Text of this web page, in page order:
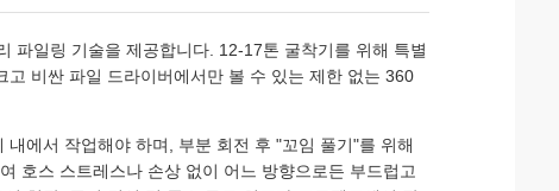
파일링 기술을 제공합니다. 12-17톤 굴착기를 위해 특별
비싼 파일 드라이버에서만 볼 수 있는 제한 없는 360
에서 작업해야 하며, 부분 회전 후 "꼬임 풀기"를 위해
호스 스트레스나 손상 없이 어느 방향으로든 부드럽고